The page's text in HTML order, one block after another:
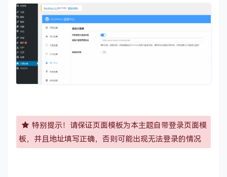
特别提示！请保证页面模板为本主题自带登录页面模
板，并且地址填写正确，否则可能出现无法登录的情况